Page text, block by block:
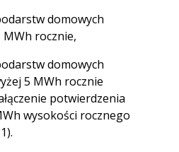
domowych
MWh rocznie,
domowych
5 MWh rocznie
potwierdzenia
wysokości rocznego